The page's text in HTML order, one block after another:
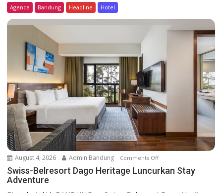
B
e
o
t
g
o
e
Agenda Bandung Headline Hotel
August 4, 2026 Admin Bandung Comments Offo
n
Swiss-Belresort Dago Heritage Luncurkan Stay
Adventure